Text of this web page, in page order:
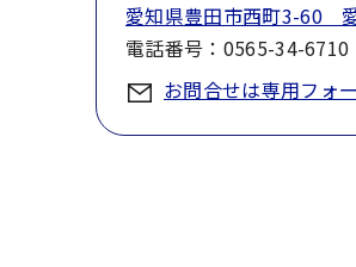
愛知県豊田市西町3-60
電話番号：0565-34-
お問合せは専用フォ